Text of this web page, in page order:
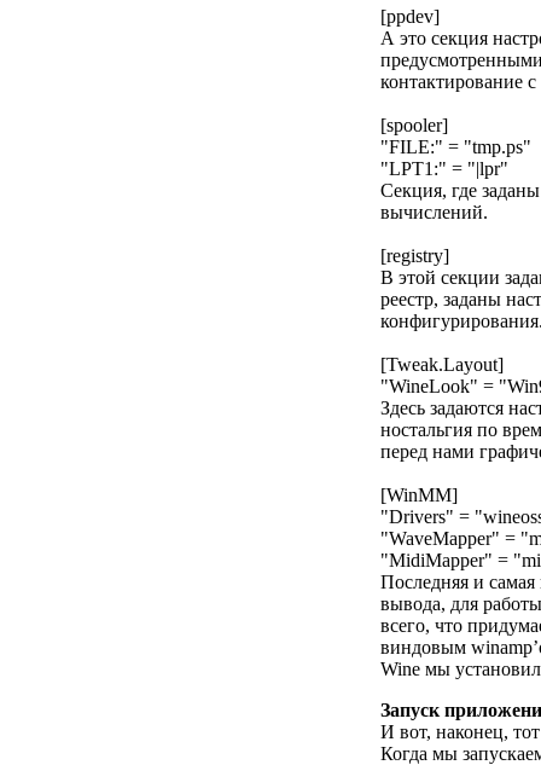
[ppdev]
А это секция
контактирование
[spooler]
"FILE:" = "tmp.ps"
"LPT1:" = "|lpr"
Секция, где
вычислений.
[registry]
В этой секции
реестр, заданы
[Tweak.Layout]
"WineLook" =
Здесь задаются
ностальгия по
перед нами
[WinMM]
"Drivers" =
"WaveMapper" =
"MidiMapper" =
Последняя и самая
вывода, для
всего, что
виндовым
Wine мы
Запуск
И вот, наконец,
Когда мы